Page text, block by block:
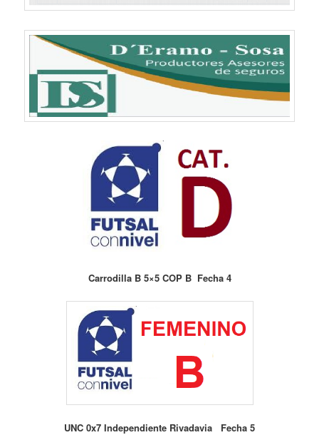
Carrodilla B 5×5 COP B Fecha 4
UNC 0x7 Independiente Rivadavia Fecha 5